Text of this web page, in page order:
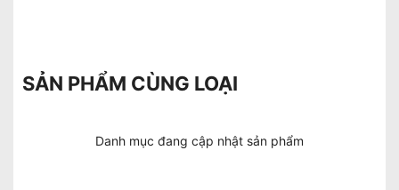
SẢN PHẨM CÙNG LOẠI
Danh mục đang cập nhật sản phẩm